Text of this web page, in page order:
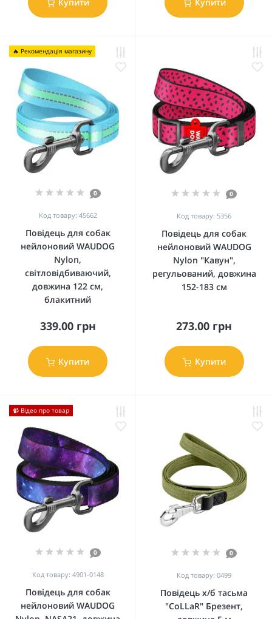
🔥 Рекомендація магазину
0
Код товару: 45662
Повідець для собак
нейлоновий WAUDOG
Nylon,
світловідбиваючий,
довжина 122 см,
блакитний
339.00 грн
Купити
0
Код товару: 5356
Повідець для собак
нейлоновий WAUDOG
Nylon "Кавун",
регульований, довжина
152-183 см
273.00 грн
Купити
📹 Відео про товар
0
Код товару: 4901-0148
Повідець для собак
нейлоновий WAUDOG
0
Код товару: 0499
Повідець х/б тасьма
"CoLLaR" Брезент,